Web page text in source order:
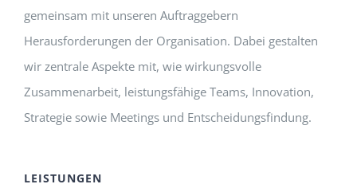
gemeinsam mit unseren Auftraggebern
Herausforderungen der Organisation. Dabei gestalten
wir zentrale Aspekte mit, wie wirkungsvolle
Zusammenarbeit, leistungsfähige Teams, Innovation,
Strategie sowie Meetings und Entscheidungsfindung.
LEISTUNGEN